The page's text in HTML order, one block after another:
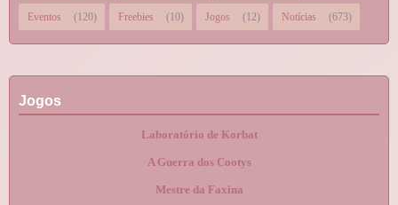
Eventos (120) Freebies (10) Jogos (12) Notícias (673)
Jogos
Laboratório de Korbat
A Guerra dos Cootys
Mestre da Faxina